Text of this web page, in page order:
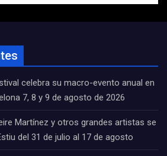
celebra su macro-evento anual en
7, 8 y 9 de agosto de 2026
Martínez y otros grandes artistas se
del 31 de julio al 17 de agosto